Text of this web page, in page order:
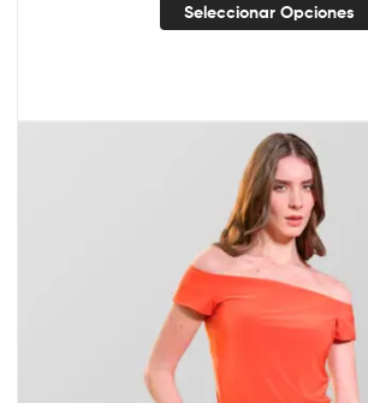
Seleccionar Opciones